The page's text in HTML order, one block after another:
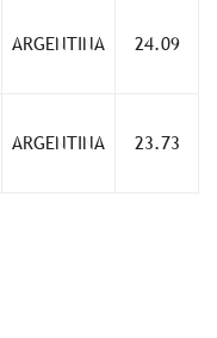
ARGENTINA 24.09
ARGENTINA 23.73